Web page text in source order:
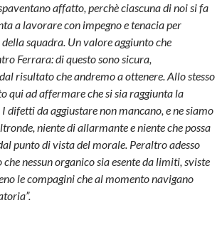
affatto, perchè ciascuna di noi si fa
a lavorare con impegno e tenacia per
squadra. Un valore aggiunto che
Ferrara: di questo sono sicura,
risultato che andremo a ottenere. Allo stesso
qui ad affermare che si sia raggiunta la
difetti da aggiustare non mancano, e ne siamo
niente di allarmante e niente che possa
punto di vista del morale. Peraltro adesso
che nessun organico sia esente da limiti, sviste
le compagini che al momento navigano